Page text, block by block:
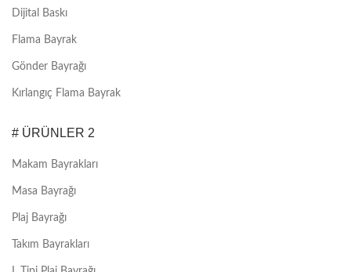
Dijital Baskı
Flama Bayrak
Gönder Bayrağı
Kırlangıç Flama Bayrak
# ÜRÜNLER 2
Makam Bayrakları
Masa Bayrağı
Plaj Bayrağı
Takım Bayrakları